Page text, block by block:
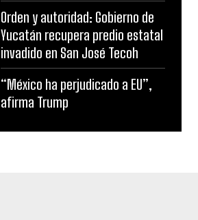
Orden y autoridad: Gobierno de
Yucatán recupera predio estatal
invadido en San José Tecoh
“México ha perjudicado a EU”,
afirma Trump